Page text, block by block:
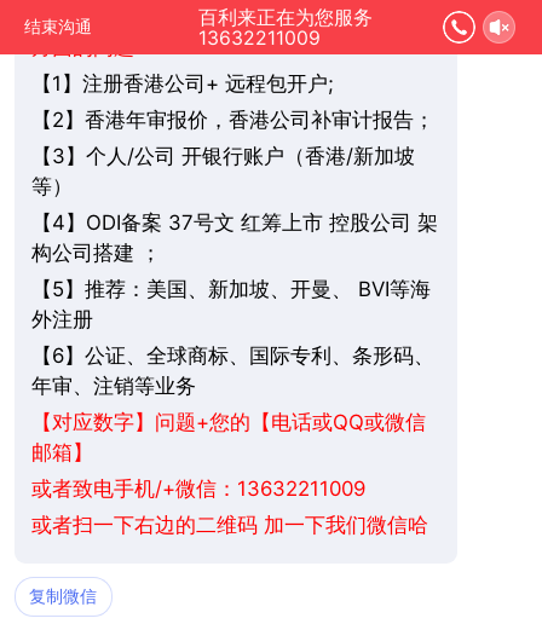
结束沟通
百利来正在为您服务
13632211009
您好，我是在线人工客服，您是想要了解哪
【 1】注册香港公司+ 远程包开户;
【 2】香港年审报价，香港公司补审计报告；
【 3】个人/公司 开银行账户（香港/新加坡
等）
【 4】ODI备案 37号文 红筹上市 控股公司 架
构公司搭建 ；
【 5】推荐：美国、新加坡、 开曼、 BVI等海
外注册
【 6】公证、全球商标、国际专利、条形码、
年审、注销等业务
【对应数字】问题+您的【电话或QQ或微信
邮箱】
或者致电手机/+微信：13632211009
或者扫一下右边的二维码 加一下我们微信哈
复制微信